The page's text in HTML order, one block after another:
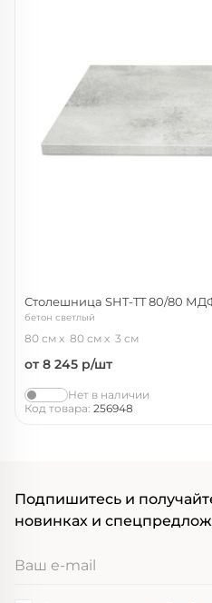
Столешница SHT-TT 80/80
бетон светлый
80 см 80 см 3 см
от 8 245 р/шт
Нет в наличии
Код товара: 256948
Подпишитесь и
новинках и